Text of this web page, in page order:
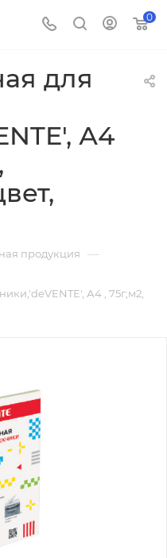
0
для
А4
продукция —
А4 , 75г;м2,